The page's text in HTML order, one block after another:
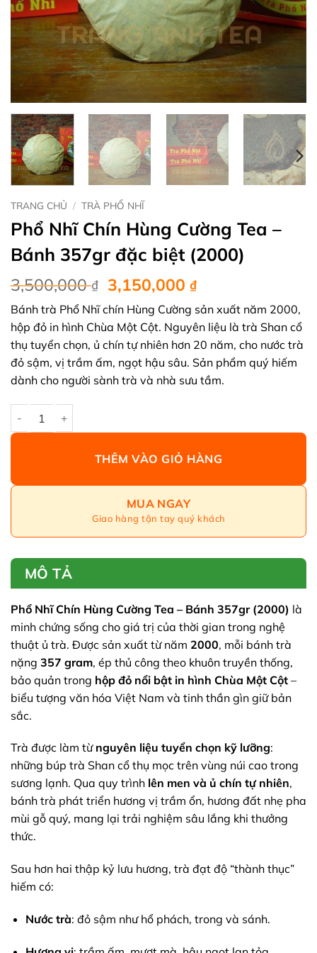
TRANG CHỦ / TRÀ PHỔ NHĨ
Phổ Nhĩ Chín Hùng Cường Tea –
Bánh 357gr đặc biệt (2000)
3,500,000₫ Giá
gốc
là:
3,500,000 ₫.
3,150,000 ₫Giá
hiện
tại
là:
3,150,000 ₫.
Bánh trà Phổ Nhĩ chín Hùng Cường sản xuất năm 2000,
hộp đỏ in hình Chùa Một Cột. Nguyên liệu là trà Shan cổ
thụ tuyển chọn, ủ chín tự nhiên hơn 20 năm, cho nước trà
đỏ sậm, vị trầm ấm, ngọt hậu sâu. Sản phẩm quý hiếm
dành cho người sành trà và nhà sưu tầm.
Phổ Nhĩ Chín Hùng Cường Tea – Bánh 357gr đặc biệt (2000)
THÊM VÀO GIỎ HÀNG
MUA NGAY
Giao hàng tận tay quý khách
MÔ TẢ
Phổ Nhĩ Chín Hùng Cường Tea – Bánh 357gr (2000) là
minh chứng sống cho giá trị của thời gian trong nghệ
thuật ủ trà. Được sản xuất từ năm 2000, mỗi bánh trà
nặng 357 gram, ép thủ công theo khuôn truyền thống,
bảo quản trong hộp đỏ nổi bật in hình Chùa Một Cột –
biểu tượng văn hóa Việt Nam và tinh thần gìn giữ bản
sắc.
Trà được làm từ nguyên liệu tuyển chọn kỹ lưỡng:
những búp trà Shan cổ thụ mọc trên vùng núi cao trong
sương lạnh. Qua quy trình lên men và ủ chín tự nhiên,
bánh trà phát triển hương vị trầm ổn, hương đất nhẹ pha
mùi gỗ quý, mang lại trải nghiệm sâu lắng khi thưởng
thức.
Sau hơn hai thập kỷ lưu hương, trà đạt độ “thành thục”
hiếm có:
Nước trà: đỏ sậm như hổ phách, trong và sánh.